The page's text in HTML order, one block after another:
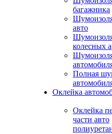
багажника
авто
колесных
Полная
Оклейка
Оклейка
части авто